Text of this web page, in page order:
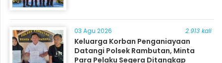
03 Agu 2026 2.913 kali
Keluarga Korban Penganiayaan
Datangi Polsek Rambutan, Minta
Para Pelaku Segera Ditangkap